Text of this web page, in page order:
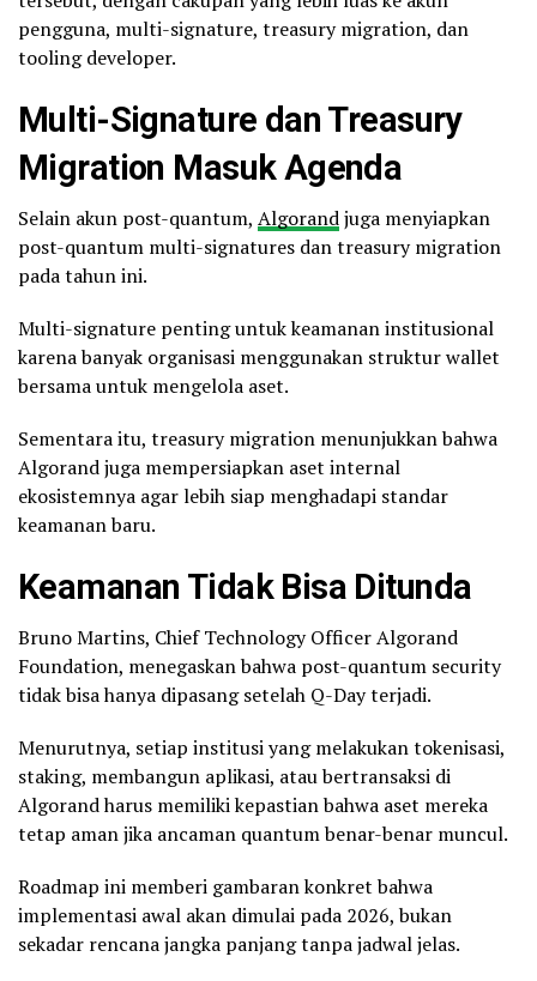
pengguna, multi-signature, treasury migration, dan
tooling developer.
Multi-Signature dan Treasury
Migration Masuk Agenda
Selain akun post-quantum, Algorandjuga menyiapkan
post-quantum multi-signatures dan treasury migration
pada tahun ini.
Multi-signature penting untuk keamanan institusional
karena banyak organisasi menggunakan struktur wallet
bersama untuk mengelola aset.
Sementara itu, treasury migration menunjukkan bahwa
Algorand juga mempersiapkan aset internal
ekosistemnya agar lebih siap menghadapi standar
keamanan baru.
Keamanan Tidak Bisa Ditunda
Bruno Martins, Chief Technology Officer Algorand
Foundation, menegaskan bahwa post-quantum security
tidak bisa hanya dipasang setelah Q-Day terjadi.
Menurutnya, setiap institusi yang melakukan tokenisasi,
staking, membangun aplikasi, atau bertransaksi di
Algorand harus memiliki kepastian bahwa aset mereka
tetap aman jika ancaman quantum benar-benar muncul.
Roadmap ini memberi gambaran konkret bahwa
implementasi awal akan dimulai pada 2026, bukan
sekadar rencana jangka panjang tanpa jadwal jelas.